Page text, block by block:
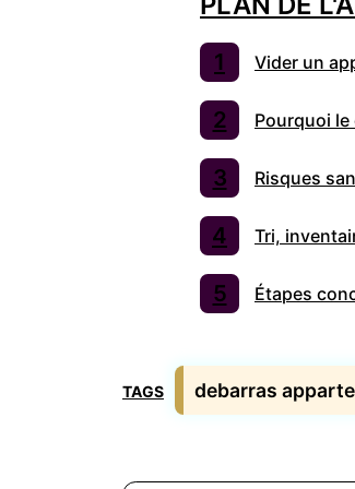
Vider un
Pourquoi
Risques
Tri,
Étapes
Étiquettes
debarras